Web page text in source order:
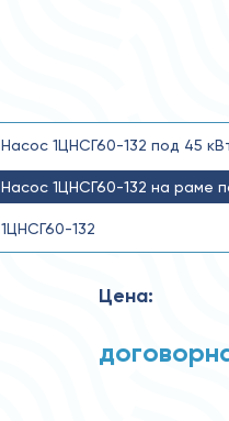
Насос 1ЦНСГ60-132 под 45
Насос 1ЦНСГ60-132 на раме
1ЦНСГ60-132
Цена: